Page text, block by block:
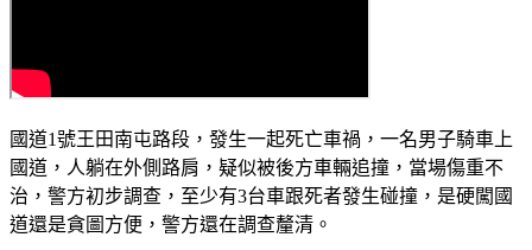
國道1號王田南屯路段，發生一起死亡車禍，一名男子騎車上
國道，人躺在外側路肩，疑似被後方車輛追撞，當場傷重不
治，警方初步調查，至少有3台車跟死者發生碰撞，是硬闖國
道還是貪圖方便，警方還在調查釐清。